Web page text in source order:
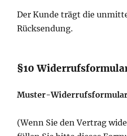
Der Kunde trägt die
Rücksendung.
§10
Muster-
(Wenn Sie den Vertrag